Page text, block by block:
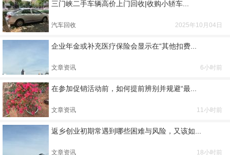
三门峡二手车辆高价上门回收|收购小轿车...
汽车回收 2025年10月04日
企业年金或补充医疗保险会显示在“其他扣费...
文章资讯 6小时前
在参加促销活动前，如何提前辨别并规避“最...
文章资讯 11小时前
返乡创业初期常遇到哪些困难与风险，又该如...
文章资讯 18小时前